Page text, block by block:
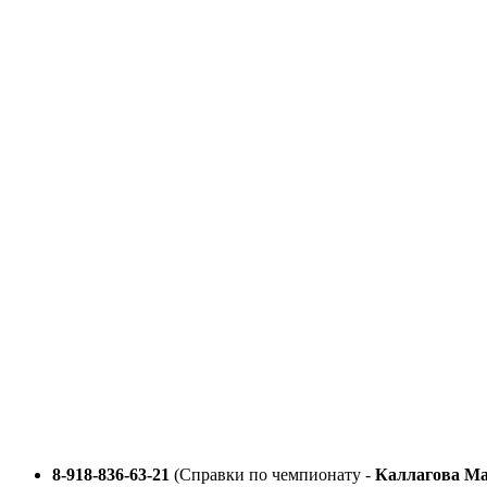
8-918-836-63-21 (Справки по чемпионату - Каллагова